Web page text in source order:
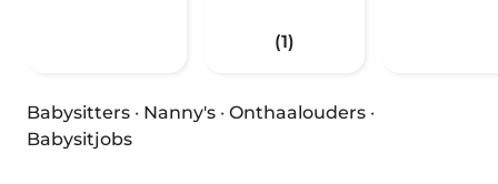
(1)
Babysitters · Nanny's · Onthaalouders ·
Babysitjobs